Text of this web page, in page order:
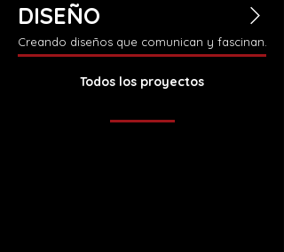
DISEÑO
Creando diseños que comunican y fascinan.
Todos los proyectos